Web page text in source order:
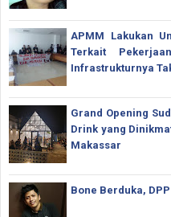
APMM Lakukan
Terkait
Infrastrukturnya
Grand Opening
Drink yang
Makassar
Bone Berduka,